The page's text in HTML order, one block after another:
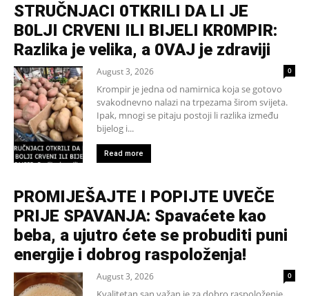
STRUČNJACI 0TKRILI DA LI JE
B0LJI CRVENI ILI BIJELI KR0MPIR:
Razlika je velika, a 0VAJ je zdraviji
August 3, 2026 0
Krompir je jedna od namirnica koja se gotovo
svakodnevno nalazi na trpezama širom svijeta.
Ipak, mnogi se pitaju postoji li razlika između
bijelog i...
Read more
PROMIJEŠAJTE I POPIJTE UVEČE
PRIJE SPAVANJA: Spavaćete kao
beba, a ujutro ćete se probuditi puni
energije i dobrog raspoloženja!
August 3, 2026 0